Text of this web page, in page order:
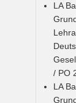
LA
/ PO
LA